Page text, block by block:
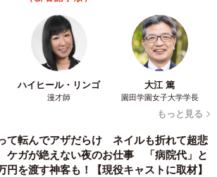
ハイヒール・リンゴ
漫才師
大江 篤
園田学園女子大学学長
もっと見る
て転んでアザだらけ ネイルも折れて超悲
ガが絶えない夜のお仕事 「病院代」と
円を渡す神客も！【現役キャストに取材】